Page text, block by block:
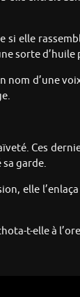
elle
sorte
nom d’une
Ces
garde.
elle
t-elle à